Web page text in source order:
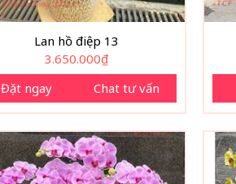
Lan hồ điệp 13
3.650.000₫
Đặt ngay
Chat tư vấn